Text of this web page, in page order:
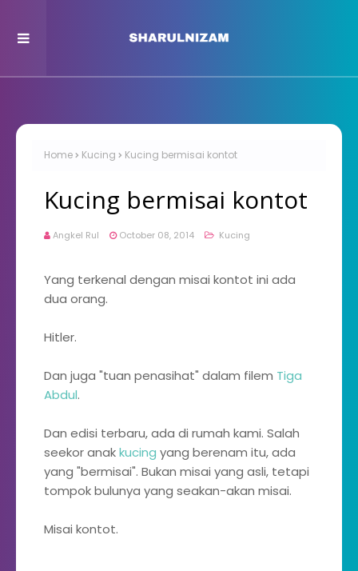
Home Kucing Kucing bermisai kontot
Kucing bermisai kontot
Angkel Rul October 08, 2014 Kucing
Yang terkenal dengan misai kontot ini ada
dua orang.
Hitler.
Dan juga "tuan penasihat" dalam filem Tiga
Abdul.
Dan edisi terbaru, ada di rumah kami. Salah
seekor anakkucing yang berenam itu, ada
yang "bermisai". Bukan misai yang asli, tetapi
tompok bulunya yang seakan-akan misai.
Misai kontot.